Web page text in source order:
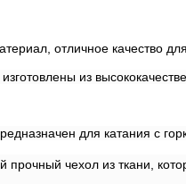
отличное качество
из
для катания с
прочный чехол из ткани,